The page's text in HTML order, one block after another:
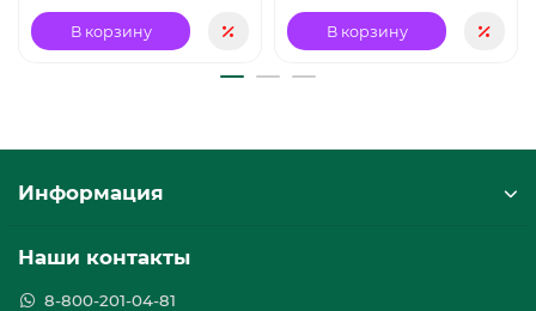
В корзину В корзину
Информация
Наши контакты
8-800-201-04-81